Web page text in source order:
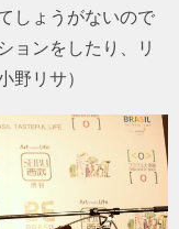
しょうがないので
ョンをしたり、リ
野リサ）